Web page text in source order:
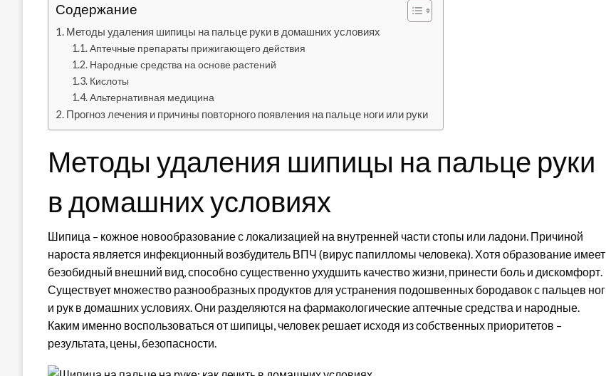
Содержание
Методы удаления шипицы на пальце руки в домашних условиях
Аптечные препараты прижигающего действия
Народные средства на основе растений
Кислоты
Альтернативная медицина
Прогноз лечения и причины повторного появления на пальце ноги или руки
Методы удаления шипицы на пальце руки
в домашних условиях
Шипица – кожное новообразование с локализацией на внутренней части стопы или ладони. Причиной
нароста является инфекционный возбудитель ВПЧ (вирус папилломы человека). Хотя образование имеет
безобидный внешний вид, способно существенно ухудшить качество жизни, принести боль и дискомфорт.
Существует множество разнообразных продуктов для устранения подошвенных бородавок с пальцев ног
и рук в домашних условиях. Они разделяются на фармакологические аптечные средства и народные.
Каким именно воспользоваться от шипицы, человек решает исходя из собственных приоритетов –
результата, цены, безопасности.